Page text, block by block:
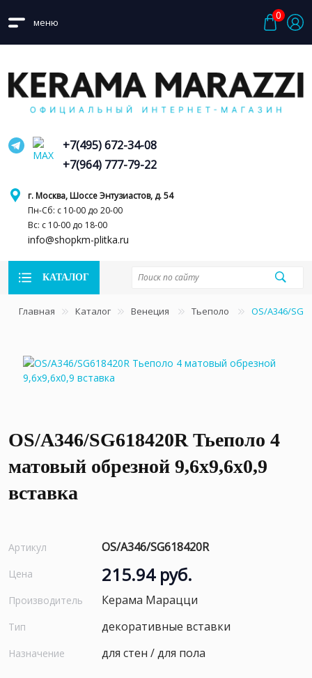
меню
0
г. Москва, Шоссе Энтузиастов, д. 54
Пн-Сб: с 10-00 до 20-00
Вс: с 10-00 до 18-00
info@shopkm-plitka.ru
+7(495) 672-34-08
+7(964) 777-79-22
КАТАЛОГ
Главная Каталог Венеция Тьеполо OS/A346/
OS/A346/SG618420R Тьеполо 4
матовый обрезной 9,6x9,6x0,9
вставка
Артикул OS/A346/SG618420R
Цена 215.94 руб.
Производитель Керама Марацци
Тип декоративные вставки
Назначение для стен / для пола